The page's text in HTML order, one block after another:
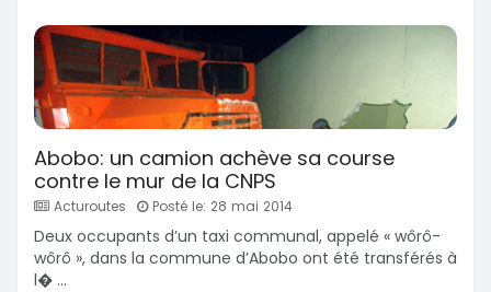
Abobo: un camion achève sa course
contre le mur de la CNPS
Acturoutes Posté le: 28 mai 2014
Deux occupants d’un taxi communal, appelé « wôrô-
wôrô », dans la commune d’Abobo ont été transférés à
l� ...